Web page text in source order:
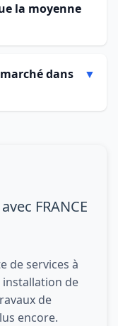
la moyenne
dans
▼
FRANCE
de services à
installation de
de
encore.